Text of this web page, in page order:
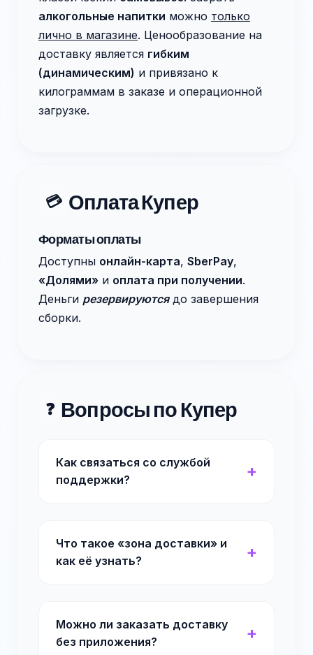
алкогольные напитки можно только
лично в магазине. Ценообразование на
доставку является гибким
(динамическим) и привязано к
килограммам в заказе и операционной
загрузке.
💳 Оплата Купер
Форматы оплаты
Доступны онлайн-карта, SberPay,
«Долями» и оплата при получении.
Деньги резервируютсядо завершения
сборки.
❓ Вопросы по Купер
Как связаться со службой
поддержки?
Что такое «зона доставки» и
как её узнать?
Можно ли заказать доставку
без приложения?